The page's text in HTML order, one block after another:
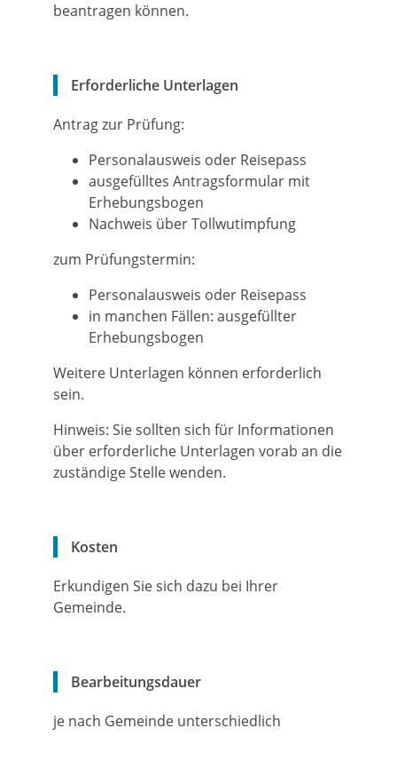
beantragen können.
Erforderliche Unterlagen
Antrag zur Prüfung:
Personalausweis oder Reisepass
ausgefülltes Antragsformular mit
Erhebungsbogen
Nachweis über Tollwutimpfung
zum Prüfungstermin:
Personalausweis oder Reisepass
in manchen Fällen: ausgefüllter
Erhebungsbogen
Weitere Unterlagen können erforderlich
sein.
Hinweis: Sie sollten sich für Informationen
über erforderliche Unterlagen vorab an die
zuständige Stelle wenden.
Kosten
Erkundigen Sie sich dazu bei Ihrer
Gemeinde.
Bearbeitungsdauer
je nach Gemeinde unterschiedlich